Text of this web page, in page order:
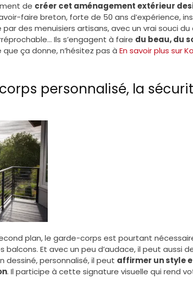
de créer cet aménagement extérieur
faire breton, forte de 50 ans d’expérience,
des menuisiers artisans, avec un vrai souci du
Ils s’engagent à faire du beau, du
que ça donne, n’hésitez pas à En savoir plus sur
personnalisé, la
plan, le garde-corps est pourtant
balcons. Et avec un peu d’audace, il peut aussi
dessiné, personnalisé, il peut affirmer un style
. Il participe à cette signature visuelle qui rend